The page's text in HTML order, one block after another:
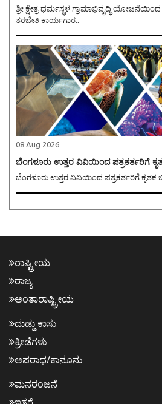
ಶ್ರೀ ಕ್ಷೇತ್ರ ಧರ್ಮಸ್ಥಳ ಗ್ರಾಮಾಭಿವೃದ್ಧಿ
ತರಬೇತಿ ಕಾರ್ಯಗಾರ..
08 Aug 2026
ಬೆಂಗಳೂರು ಉತ್ತರ ವಿವಿಯಿಂದ ಪತ್ರಕರ್ತರಿಗೆ
ಬೆಂಗಳೂರು ಉತ್ತರ ವಿವಿಯಿಂದ ಪತ್ರಕರ್ತರಿಗೆ ಕೃತಕ
ರಾಷ್ಟ್ರೀಯ
ರಾಜ್ಯ
ಅಂತಾರಾಷ್ಟ್ರೀಯ
ದುಡ್ಡು ಕಾಸು
ಕ್ರೀಡೆಗಳು
ಅಪರಾಧ/ಕಾನೂನು
ಮನರಂಜನೆ